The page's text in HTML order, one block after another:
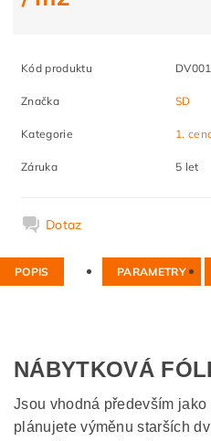
Kód produktu
Značka SD
Kategorie 1.
Záruka 5 let
Dotaz
POPIS PARAMETRY
NÁBYTKOVÁ
Jsou vhodná především
plánujete výměnu starších